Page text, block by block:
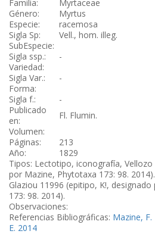
Familia:
Myrtaceae
Género:
Myrtus
Especie:
racemosa
Sigla Sp:
Vell., hom. illeg.
SubEspecie:
Sigla ssp.:
-
Variedad:
Sigla Var.:
-
Forma:
Sigla f.:
-
Publicado
en:
Fl. Flumin.
Volumen:
Páginas:
213
Año:
1829
Tipos: Lectotipo, iconografía,
por Mazine, Phytotaxa 173: 98.
Glaziou 11996 (epitipo, K!,
173: 98. 2014).
Observaciones:
Referencias Bibliográficas: Mazine,
E. 2014